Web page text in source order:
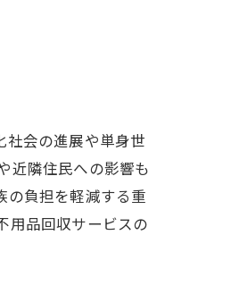
社会の進展や単身世
近隣住民への影響も
の負担を軽減する重
用品回収サービスの